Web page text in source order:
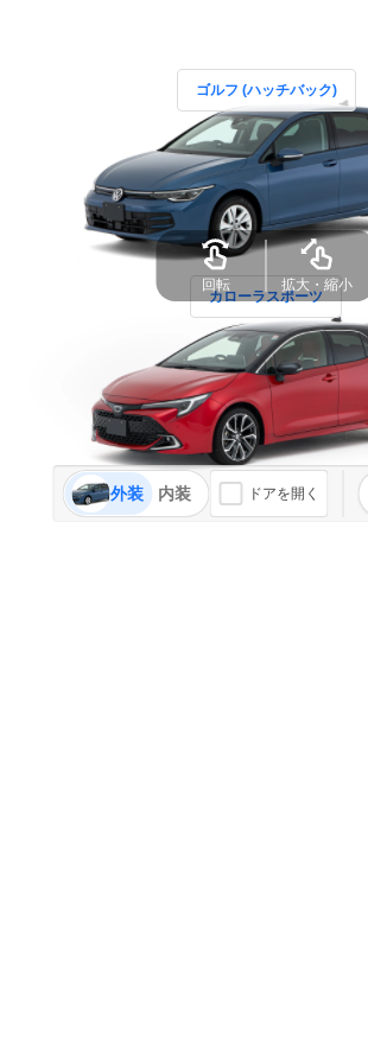
ゴルフ (ハッチバック)
カローラスポーツ
外装 内装 ドアを開く